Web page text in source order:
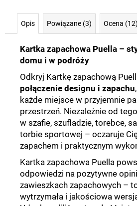
Opis Powiązane (3) Ocena (12)
Kartka zapachowa Puella –
domu i w podróży
Odkryj Kartkę zapachową
połączenie designu i zapachu
każde miejsce w przyjemnie
przestrzeń. Niezależnie od
w szafie, szufladzie, torebce,
torbie sportowej – oczaruje
zapachem i praktycznym
Kartka zapachowa Puella
odpowiedzi na pozytywne
zawieszkach zapachowych –
wytrzymała i jakościowa